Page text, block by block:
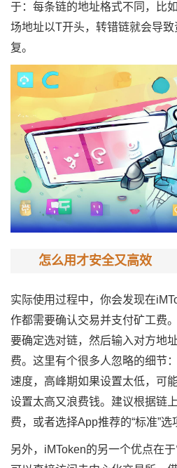
于：每条链的地址格式不同，比
场地址以T开头，转错链就会导
复。
怎么用才安全又高效
实际使用过程中，你会发现在
作都需要确认交易并支付矿工费
要确定选对链，然后输入对方地
费。这里有个很多人忽略的细节
速度，高峰期如果设置太低，可
设置太高又浪费钱。建议根据链
费，或者选择App推荐的“标准”选
另外，iMToken的另一个优点在